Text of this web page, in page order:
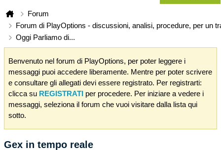
Forum
Forum di PlayOptions - discussioni, analisi, procedure, per un
Oggi Parliamo di...
Benvenuto nel forum di PlayOptions, per poter leggere i
messaggi puoi accedere liberamente. Mentre per poter scrivere
e consultare gli allegati devi essere registrato. Per registrarti:
clicca su REGISTRATI per procedere. Per iniziare a vedere i
messaggi, seleziona il forum che vuoi visitare dalla lista qui
sotto.
Gex in tempo reale